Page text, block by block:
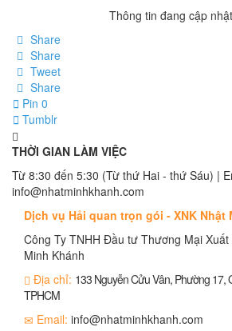
Thông tin đang cập
Share
Share
Tweet
Share
Pin 0
Tumblr
THỜI GIAN LÀM VIỆC
Từ 8:30 đến 5:30 (Từ thứ Hai - thứ Sáu) |
info@nhatminhkhanh.com
Dịch vụ Hải quan trọn gói - XNK Nhật
Công Ty TNHH Đầu tư Thương Mại
Minh Khánh
Địa chỉ: 133 Nguyễn Cửu Vân, Phường 17,
TPHCM
Email: info@nhatminhkhanh.com